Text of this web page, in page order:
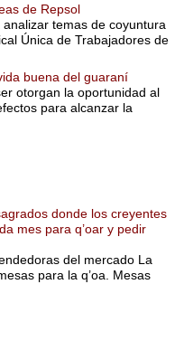
de Repsol
temas de coyuntura
Única de Trabajadores de
buena del guaraní
otorgan la oportunidad al
para alcanzar la
donde los creyentes
mes para q’oar y pedir
del mercado La
para la q’oa. Mesas